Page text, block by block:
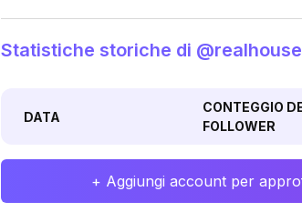
Statistiche storiche di
DATA
CONTEGGIO
FOLLOWER
+ Aggiungi account per